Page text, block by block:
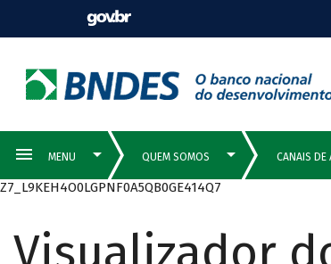
Z7_L9KEH4O0LGPNF0A5QB0GE414Q7
Visualizador